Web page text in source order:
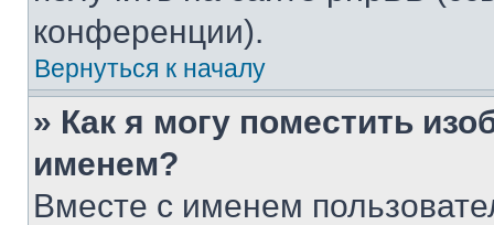
конференции).
Вернуться к началу
» Как я могу поместить
именем?
Вместе с именем